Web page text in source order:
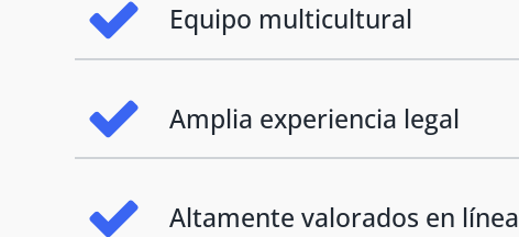
Equipo multicultural
Amplia experiencia legal
Altamente valorados en línea